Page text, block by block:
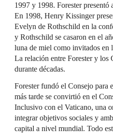
1997 y 1998. Forester presentó
En 1998, Henry Kissinger
Evelyn de Rothschild en la
y Rothschild se casaron en el
luna de miel como invitados en
La relación entre Forester y los
durante décadas.
Forester fundó el Consejo para
más tarde se convirtió en el
Inclusivo con el Vaticano, una
integrar objetivos sociales y
capital a nivel mundial. Todo